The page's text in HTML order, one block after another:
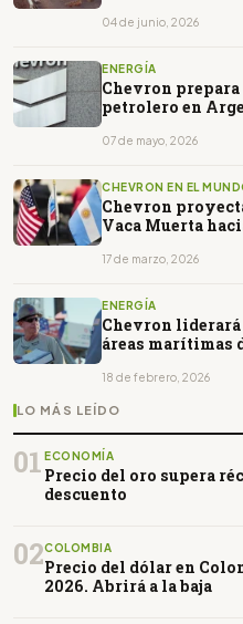
04 de junio, 2026
ENERGÍA
Chevron
petrolero en
07 de mayo, 2026
CHEVRON EN EL
Chevron
Vaca Muerta
17 de marzo, 2026
ENERGÍA
Chevron
áreas marítimas
18 de febrero, 2026
LO MÁS LEÍDO
01 ECONOMÍA
Precio del oro supera
descuento
02COLOMBIA
Precio del dólar en
2026. Abrirá a la baja